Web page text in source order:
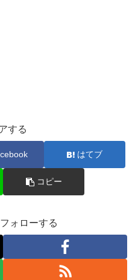
する
はてブ
コピー
ォローする